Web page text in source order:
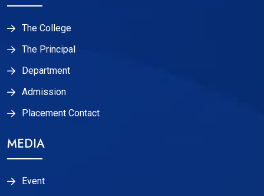
The College
The Principal
Department
Admission
Placement Contact
MEDIA
Event